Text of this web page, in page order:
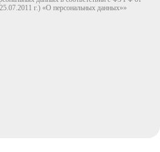
г.) «О персональных данных»»